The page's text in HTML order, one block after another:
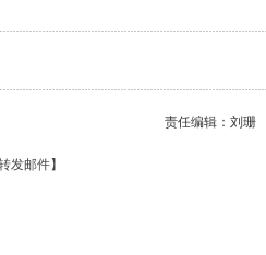
责任编辑：刘珊
发邮件】